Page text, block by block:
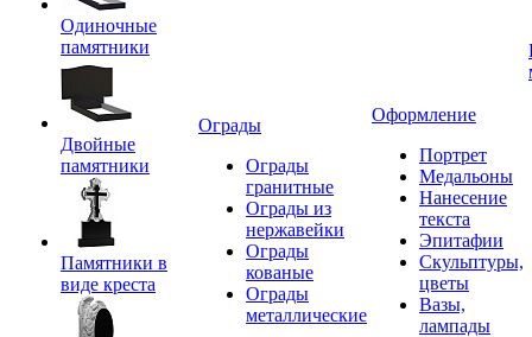
Одиночные
памятники
Двойные
памятники
Памятники в
виде креста
Ограды
Ограды
гранитные
Ограды из
нержавейки
Ограды
кованые
Ограды
металлические
Оформление
Портрет
Медальоны
Нанесение
текста
Эпитафии
Скульптуры,
цветы
Вазы,
лампады